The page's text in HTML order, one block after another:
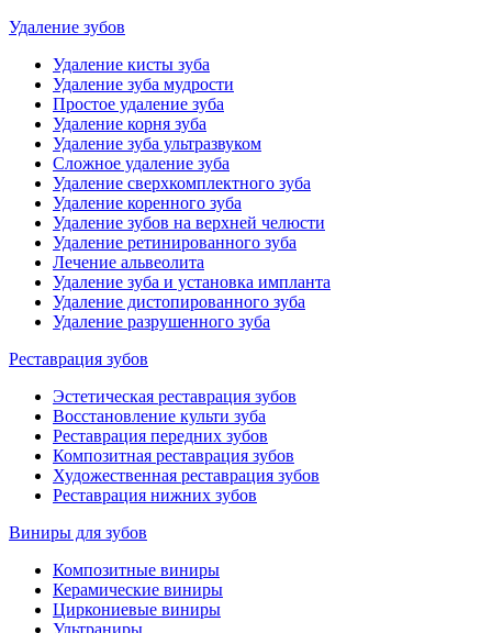
Удаление зубов
Удаление кисты зуба
Удаление зуба мудрости
Простое удаление зуба
Удаление корня зуба
Удаление зуба ультразвуком
Сложное удаление зуба
Удаление сверхкомплектного зуба
Удаление коренного зуба
Удаление зубов на верхней челюсти
Удаление ретинированного зуба
Лечение альвеолита
Удаление зуба и установка импланта
Удаление дистопированного зуба
Удаление разрушенного зуба
Реставрация зубов
Эстетическая реставрация зубов
Восстановление культи зуба
Реставрация передних зубов
Композитная реставрация зубов
Художественная реставрация зубов
Реставрация нижних зубов
Виниры для зубов
Композитные виниры
Керамические виниры
Циркониевые виниры
Ультраниры